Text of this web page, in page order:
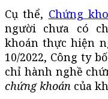
Cụ thể, Chứng
người chưa có
khoán thực hiện
10/2022, Công ty
chỉ hành nghề
chứng khoán của